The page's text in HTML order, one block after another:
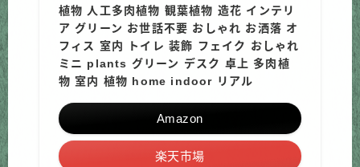
植物 人工多肉植物 観葉植物 造花 インテリ
ア グリーン お世話不要 おしゃれ お洒落 オ
フィス 室内 トイレ 装飾 フェイク おしゃれ
ミニ plants グリーン デスク 卓上 多肉植
物 室内 植物 home indoor リアル
Amazon
楽天市場